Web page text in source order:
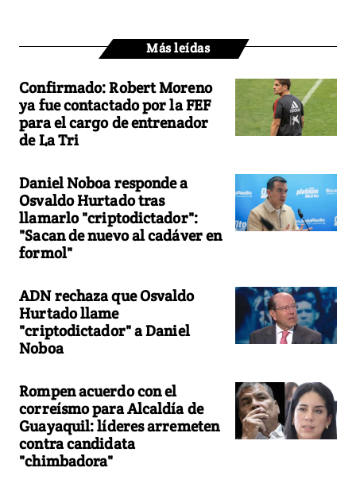
Más leídas
Confirmado: Robert Moreno
ya fue contactado por la FEF
para el cargo de entrenador
de La Tri
Daniel Noboa responde a
Osvaldo Hurtado tras
llamarlo "criptodictador":
"Sacan de nuevo al cadáver en
formol"
ADN rechaza que Osvaldo
Hurtado llame
"criptodictador" a Daniel
Noboa
Rompen acuerdo con el
correísmo para Alcaldía de
Guayaquil: líderes arremeten
contra candidata
"chimbadora"